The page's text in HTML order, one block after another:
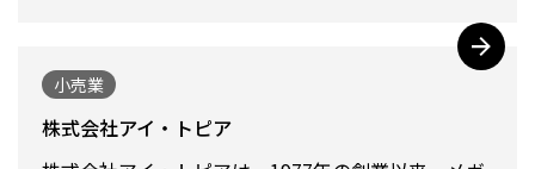
小売業
株式会社アイ・トピア